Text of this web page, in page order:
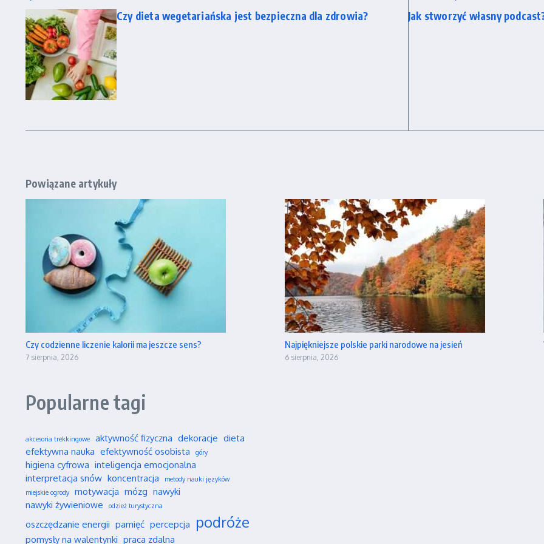
Czy dieta wegetariańska jest bezpieczna dla zdrowia? Jak stworzyć własny
Powiązane artykuły
Czy codzienne liczenie kalorii ma jeszcze sens?
7 sierpnia, 2026
Najpiękniejsze polskie parki narodowe na jesień
6 sierpnia, 2026
Popularne tagi
akcesoria trekkingowe aktywność fizyczna dekoracje dieta
efektywna nauka efektywność osobista góry
higiena cyfrowa inteligencja emocjonalna
interpretacja snów koncentracja
metody nauki języków
miejskie ogrody
motywacja mózg nawyki
nawyki żywieniowe
odzież turystyczna
oszczędzanie energii pamięć percepcja podróże
pomysły na walentynki praca zdalna